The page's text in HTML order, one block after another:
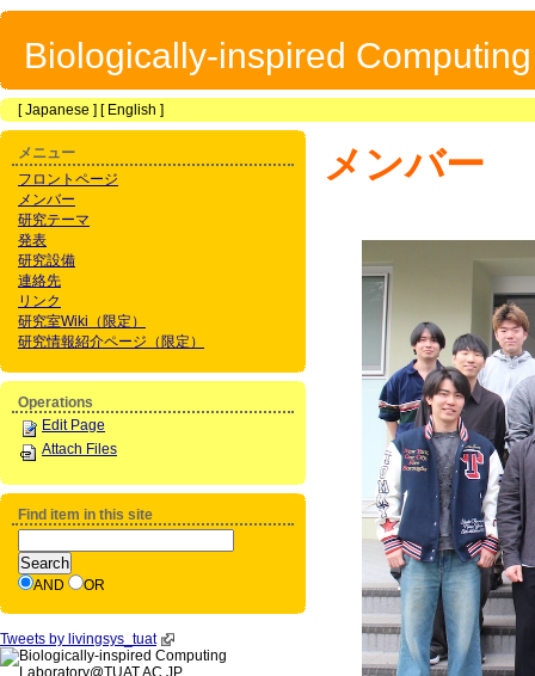
Biologically-inspired
[Japanese ] [ English ]
メンバー
メニュー
フロントページ
メンバー
研究テーマ
発表
研究設備
連絡先
リンク
研究室Wiki（限定）
研究情報紹介ページ（限定）
Operations
Edit Page
Attach Files
Find item in this site
AND OR
Tweets by livingsys_tuat